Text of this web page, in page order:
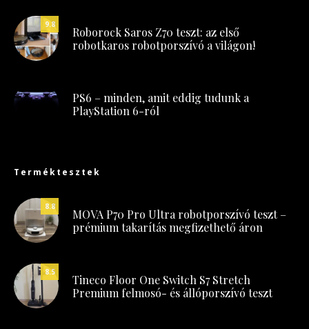
9.8
Roborock Saros Z70 teszt: az első
robotkaros robotporszívó a világon!
PS6 – minden, amit eddig tudunk a
PlayStation 6-ról
Terméktesztek
8.8
MOVA P70 Pro Ultra robotporszívó teszt –
prémium takarítás megfizethető áron
8.5
Tineco Floor One Switch S7 Stretch
Premium felmosó- és állóporszívó teszt